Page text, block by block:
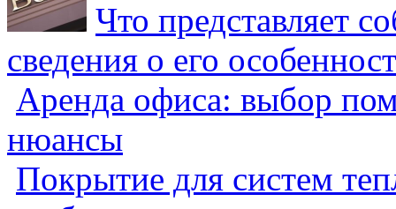
Что представляет
сведения о его
Аренда офиса: выбор
нюансы
Покрытие для систем